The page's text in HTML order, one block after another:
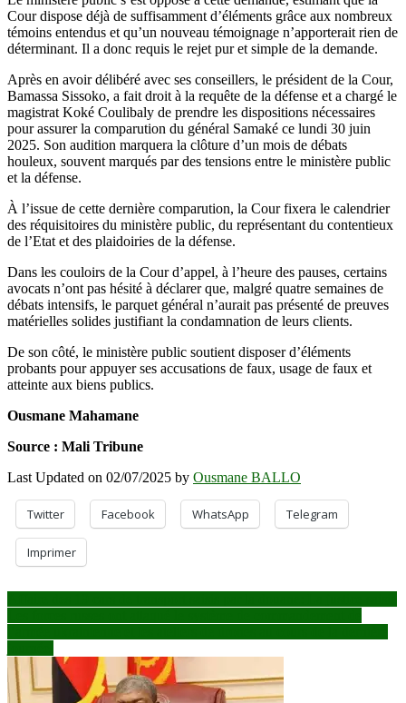
Cour dispose déjà de suffisamment d’éléments grâce aux nombreux
témoins entendus et qu’un nouveau témoignage n’apporterait rien de
déterminant. Il a donc requis le rejet pur et simple de la demande.
Après en avoir délibéré avec ses conseillers, le président de la Cour,
Bamassa Sissoko, a fait droit à la requête de la défense et a chargé le
magistrat Koké Coulibaly de prendre les dispositions nécessaires
pour assurer la comparution du général Samaké ce lundi 30 juin
2025. Son audition marquera la clôture d’un mois de débats
houleux, souvent marqués par des tensions entre le ministère public
et la défense.
À l’issue de cette dernière comparution, la Cour fixera le calendrier
des réquisitoires du ministère public, du représentant du contentieux
de l’Etat et des plaidoiries de la défense.
Dans les couloirs de la Cour d’appel, à l’heure des pauses, certains
avocats n’ont pas hésité à déclarer que, malgré quatre semaines de
débats intensifs, le parquet général n’aurait pas présenté de preuves
matérielles solides justifiant la condamnation de leurs clients.
De son côté, le ministère public soutient disposer d’éléments
probants pour appuyer ses accusations de faux, usage de faux et
atteinte aux biens publics.
Ousmane Mahamane
Source : Mali Tribune
Last Updated on 02/07/2025 by Ousmane BALLO
Twitter Facebook WhatsApp Telegram
Imprimer
Navigation
de
l’article